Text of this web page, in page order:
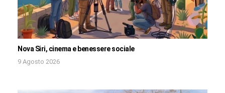
Nova Siri, cinema e benessere sociale
9 Agosto 2026